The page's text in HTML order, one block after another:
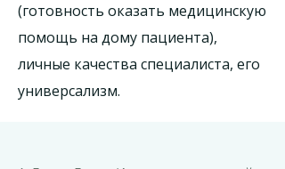
(готовность оказать медицинскую
помощь на дому пациента),
личные качества специалиста, его
универсализм.